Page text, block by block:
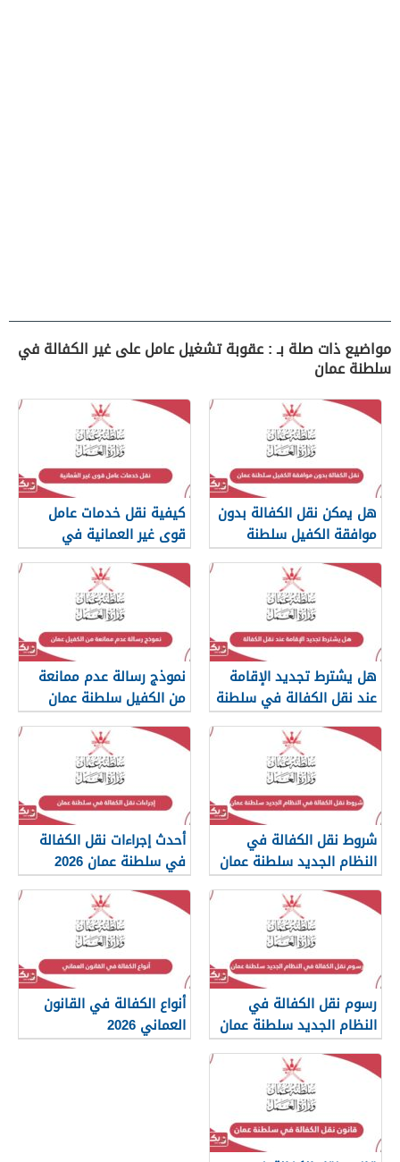
مواضيع ذات صلة بـ : عقوبة تشغيل عامل على غير الكفالة في
سلطنة عمان
هل يمكن نقل الكفالة بدون
موافقة الكفيل سلطنة
عمان؟
كيفية نقل خدمات عامل
قوى غير العمانية في
سلطنة عمان
هل يشترط تجديد الإقامة
عند نقل الكفالة في سلطنة
عمان؟
نموذج رسالة عدم ممانعة
من الكفيل سلطنة عمان
شروط نقل الكفالة في
النظام الجديد سلطنة عمان
2026
أحدث إجراءات نقل الكفالة
في سلطنة عمان 2026
رسوم نقل الكفالة في
النظام الجديد سلطنة عمان
2026
أنواع الكفالة في القانون
العماني 2026